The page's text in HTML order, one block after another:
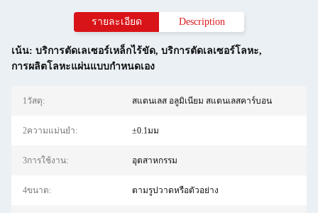
รายละเอียด Description
เน้น: บริการตัดเลเซอร์เหล็กไร้ขัด, บริการตัดเลเซอร์โลหะ,
การผลิตโลหะแผ่นแบบกำหนดเอง
1วัสดุ: สแตนเลส อลูมิเนียม สแตนเลสคาร์บอน
2ความแม่นยำ: ±0.1มม
3การใช้งาน: อุตสาหกรรม
4ขนาด: ตามรูปวาดหรือตัวอย่าง